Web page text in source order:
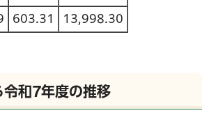
603.31 13,998.30
令和7年度の推移